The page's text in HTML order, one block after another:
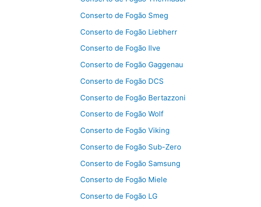
Conserto de Fogão Smeg
Conserto de Fogão Liebherr
Conserto de Fogão Ilve
Conserto de Fogão Gaggenau
Conserto de Fogão DCS
Conserto de Fogão Bertazzoni
Conserto de Fogão Wolf
Conserto de Fogão Viking
Conserto de Fogão Sub-Zero
Conserto de Fogão Samsung
Conserto de Fogão Miele
Conserto de Fogão LG